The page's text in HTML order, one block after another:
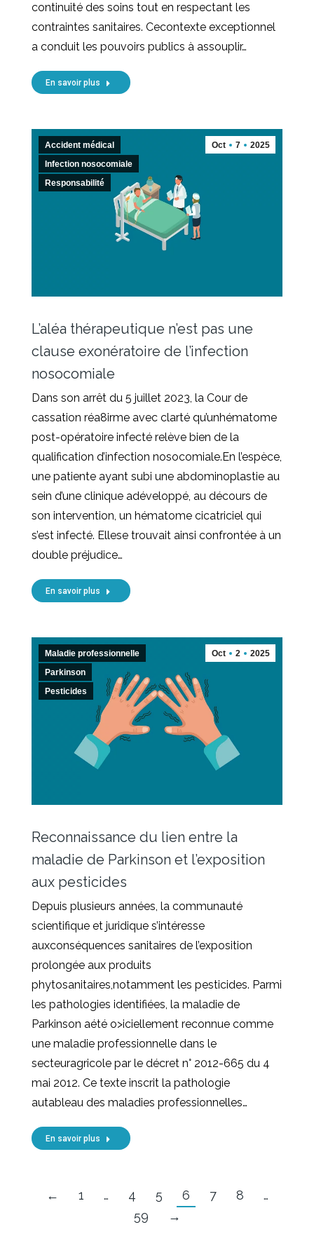
continuité des soins tout en respectant les
contraintes sanitaires. Cecontexte exceptionnel
a conduit les pouvoirs publics à assouplir…
En savoir plus
Oct 7 2025
Accident médical
Infection nosocomiale
Responsabilité
L’aléa thérapeutique n’est pas une
clause exonératoire de l’infection
nosocomiale
Dans son arrêt du 5 juillet 2023, la Cour de
cassation réa8irme avec clarté qu’unhématome
post-opératoire infecté relève bien de la
qualification d’infection nosocomiale.En l’espèce,
une patiente ayant subi une abdominoplastie au
sein d’une clinique adéveloppé, au décours de
son intervention, un hématome cicatriciel qui
s’est infecté. Ellese trouvait ainsi confrontée à un
double préjudice…
En savoir plus
Oct 2 2025
Maladie professionnelle
Parkinson
Pesticides
Reconnaissance du lien entre la
maladie de Parkinson et l’exposition
aux pesticides
Depuis plusieurs années, la communauté
scientifique et juridique s’intéresse
auxconséquences sanitaires de l’exposition
prolongée aux produits
phytosanitaires,notamment les pesticides. Parmi
les pathologies identifiées, la maladie de
Parkinson aété o>iciellement reconnue comme
une maladie professionnelle dans le
secteuragricole par le décret n° 2012-665 du 4
mai 2012. Ce texte inscrit la pathologie
autableau des maladies professionnelles…
En savoir plus
← 1 … 4 5 6 7 8
…
59
→